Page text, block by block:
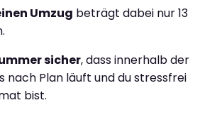
Umzug beträgt dabei nur 13
sicher, dass innerhalb der
nach Plan läuft und du stressfrei
bist.